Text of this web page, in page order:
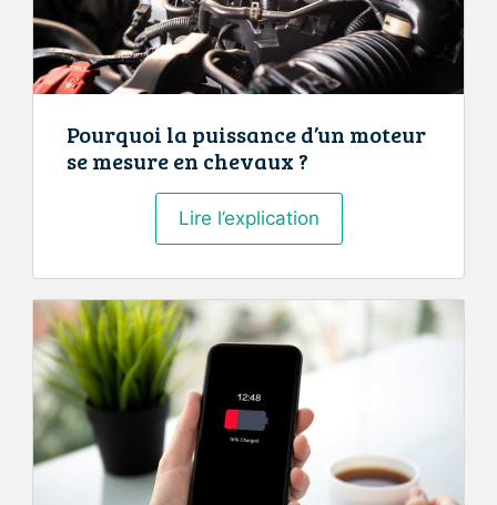
Pourquoi la puissance d’un moteur
se mesure en chevaux ?
Lire l’explicationPourquoi
la
d’un
moteur
se